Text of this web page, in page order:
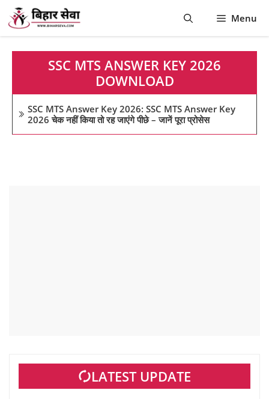
Skip
content
Menu
SSC MTS ANSWER KEY 2026
DOWNLOAD
SSC MTS Answer Key 2026: SSC MTS Answer Key
2026 चेक नहीं किया तो रह जाएंगे पीछे – जानें पूरा प्रोसेस
LATEST UPDATE